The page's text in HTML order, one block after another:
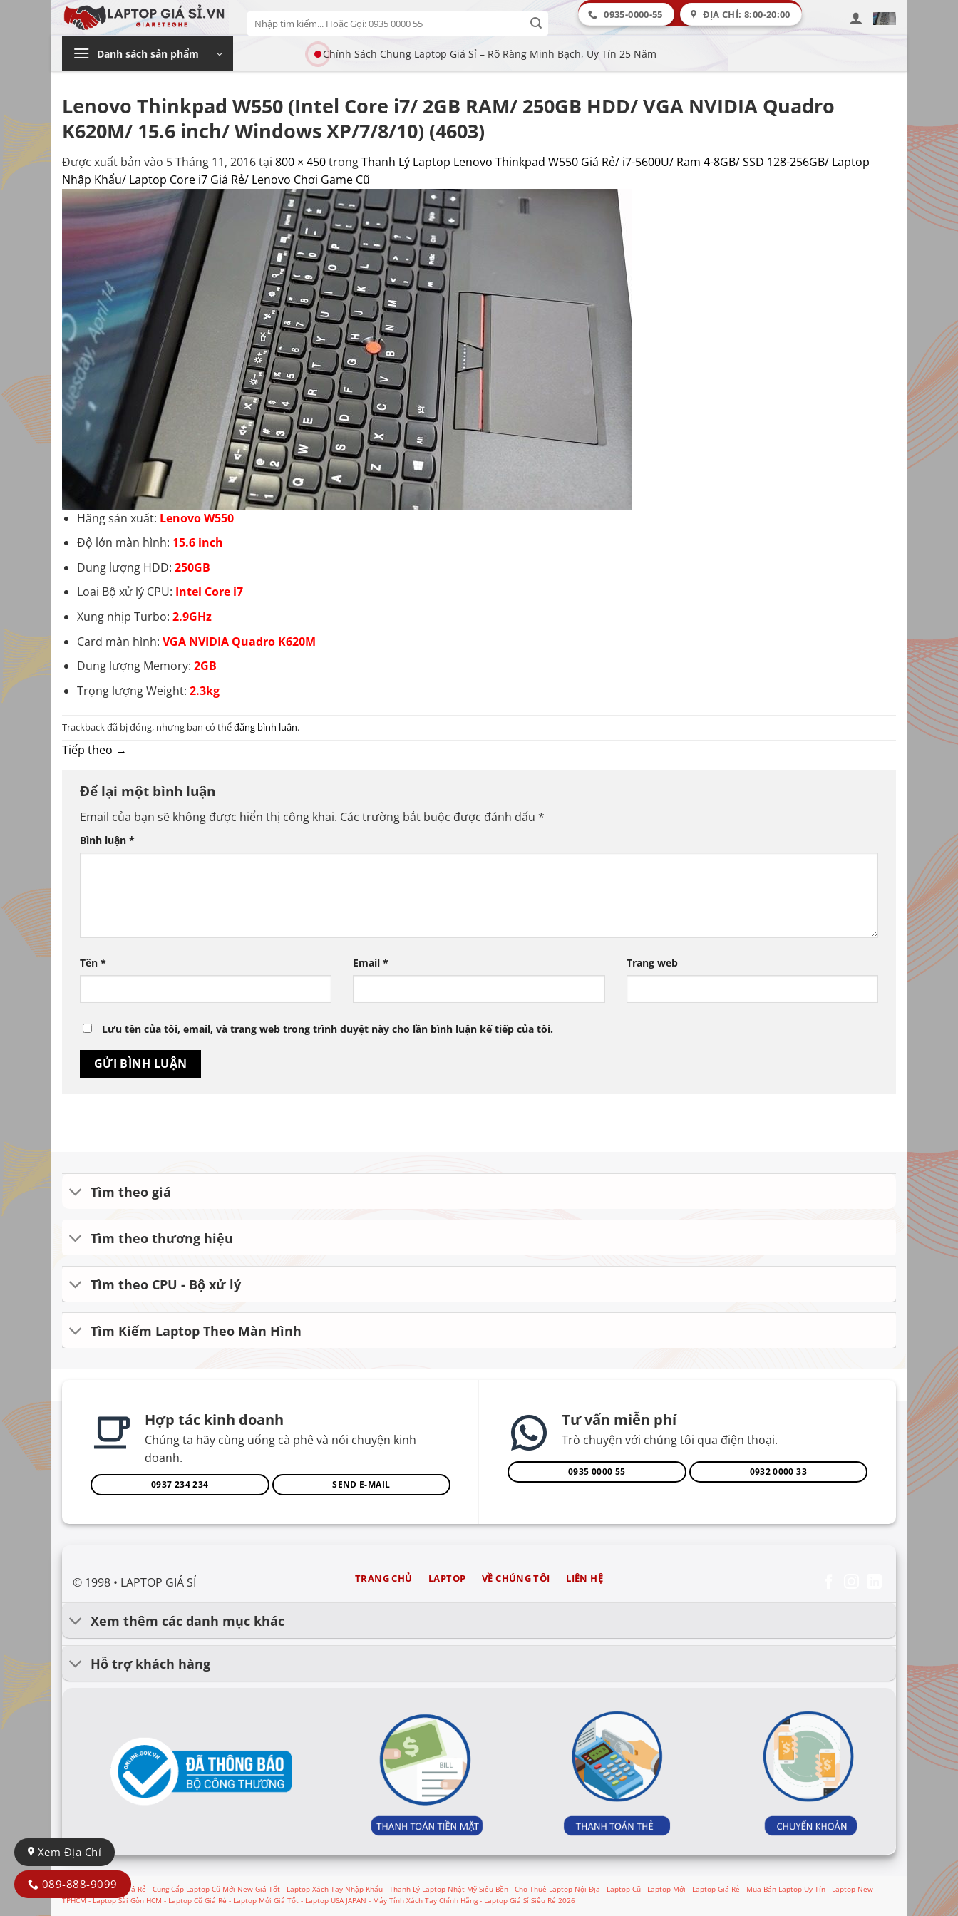
Xem Địa Chỉ
089-888-9099
Bỏ
qua
dung
Tìm
kiếm:
0935-0000-55 ĐỊA CHỈ: 8:00-20:00
Danh sách sản phẩm Chính Sách Chung Laptop Giá Sỉ – Rõ Ràng Minh Bạch, Uy Tín 25 Năm
Lenovo Thinkpad W550 (Intel Core i7/ 2GB RAM/ 250GB HDD/ VGA NVIDIA Quadro
K620M/ 15.6 inch/ Windows XP/7/8/10) (4603)
Được xuất bản vào 5 Tháng 11, 2016tại 800 × 450trongThanh Lý Laptop Lenovo Thinkpad W550 Giá Rẻ/ i7-5600U/ Ram 4-8GB/ SSD 128-256GB/ Laptop
Nhập Khẩu/ Laptop Core i7 Giá Rẻ/ Lenovo Chơi Game Cũ
Hãng sản xuất: Lenovo W550
Độ lớn màn hình: 15.6 inch
Dung lượng HDD: 250GB
Loại Bộ xử lý CPU: Intel Core i7
Xung nhịp Turbo: 2.9GHz
Card màn hình: VGA NVIDIA Quadro K620M
Dung lượng Memory: 2GB
Trọng lượng Weight: 2.3kg
Trackback đã bị đóng, nhưng bạn có thểđăng bình luận.
Tiếp theo →
Để lại một bình luận
Email của bạn sẽ không được hiển thị công khai. Các trường bắt buộc được đánh dấu *
Bình luận *
Tên * Email* Trang web
Lưu tên của tôi, email, và trang web trong trình duyệt này cho lần bình luận kế tiếp của tôi.
Tìm theo giá
Tìm theo thương hiệu
Tìm theo CPU - Bộ xử lý
Tìm Kiếm Laptop Theo Màn Hình
Hợp tác kinh doanh
Chúng ta hãy cùng uống cà phê và nói chuyện kinh
doanh.
0937 234 234 SEND E-MAIL
Tư vấn miễn phí
Trò chuyện với chúng tôi qua điện thoại.
0935 0000 55 0932 0000 33
© 1998 • LAPTOP GIÁ SỈ TRANG CHỦ LAPTOP VỀ CHÚNG TÔI LIÊN HỆ
Xem thêm các danh mục khác
Hỗ trợ khách hàng
Phân Phối Laptop Giá Rẻ - Cung Cấp Laptop Cũ Mới New Giá Tốt - Laptop Xách Tay Nhập Khẩu - Thanh Lý Laptop Nhật Mỹ Siêu Bền - Cho Thuê Laptop Nội Địa - Laptop Cũ - Laptop Mới - Laptop Giá Rẻ - Mua Bán Laptop Uy Tín - Laptop New
TPHCM - Laptop Sài Gòn HCM - Laptop Cũ Giá Rẻ - Laptop Mới Giá Tốt - Laptop USA JAPAN - Máy Tính Xách Tay Chính Hãng - Laptop Giá Sỉ Siêu Rẻ 2026